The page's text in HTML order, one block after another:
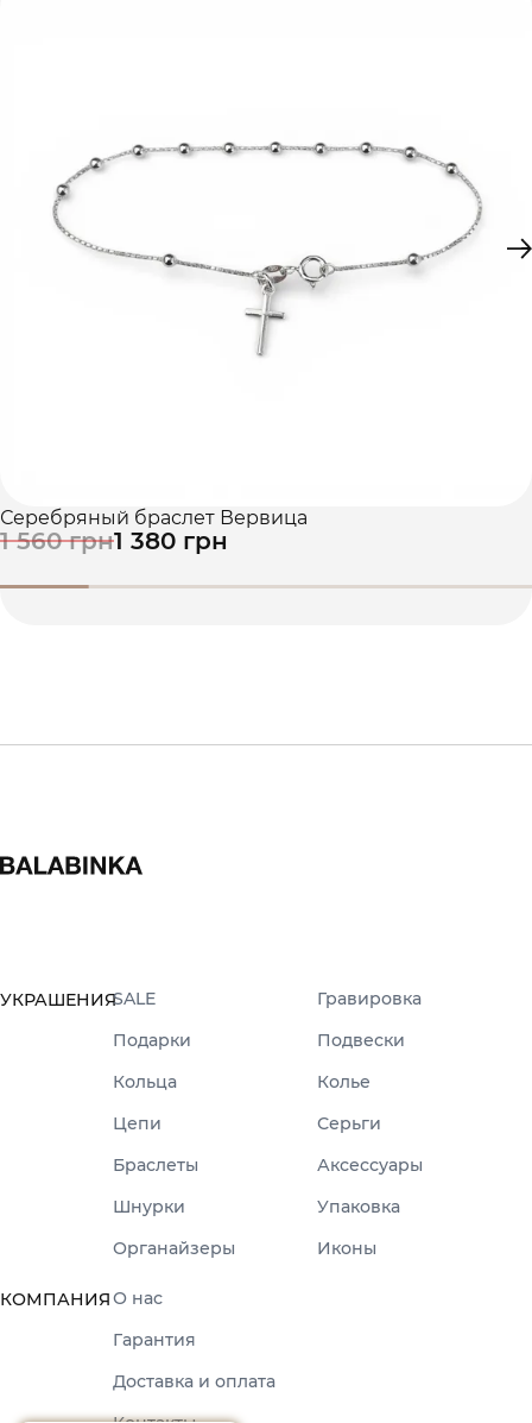
Серебряный браслет Вервица
1 560 грн1 380 грн
УКРАШЕНИЯSALE
Гравировка
Подарки
Подвески
Кольца
Колье
Цепи
Серьги
Браслеты
Аксессуары
Шнурки
Упаковка
Органайзеры
Иконы
КОМПАНИЯО нас
Гарантия
Доставка и оплата